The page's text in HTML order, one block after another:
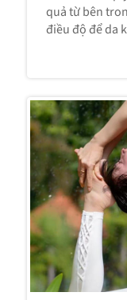
quả từ bên
điều độ để da